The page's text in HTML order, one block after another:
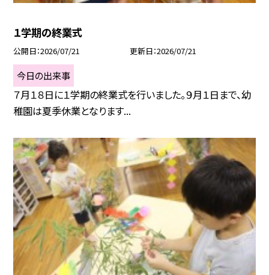
１学期の終業式
公開日 2026/07/21 更新日 2026/07/21
今日の出来事
７月１８日に１学期の終業式を行いました。９月１日まで、幼
稚園は夏季休業となります...